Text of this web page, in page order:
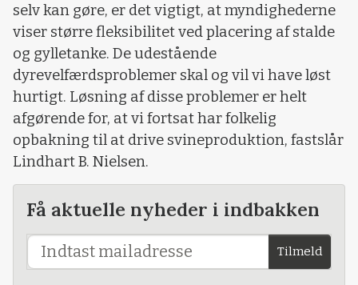
selv kan gøre, er det vigtigt, at myndighederne
viser større fleksibilitet ved placering af stalde
og gylletanke. De udestående
dyrevelfærdsproblemer skal og vil vi have løst
hurtigt. Løsning af disse problemer er helt
afgørende for, at vi fortsat har folkelig
opbakning til at drive svineproduktion, fastslår
Lindhart B. Nielsen.
Få aktuelle nyheder i indbakken
Tilmeld